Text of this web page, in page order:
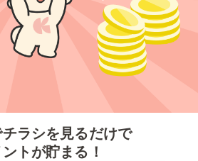
ラシを見るだけで
トが貯まる！